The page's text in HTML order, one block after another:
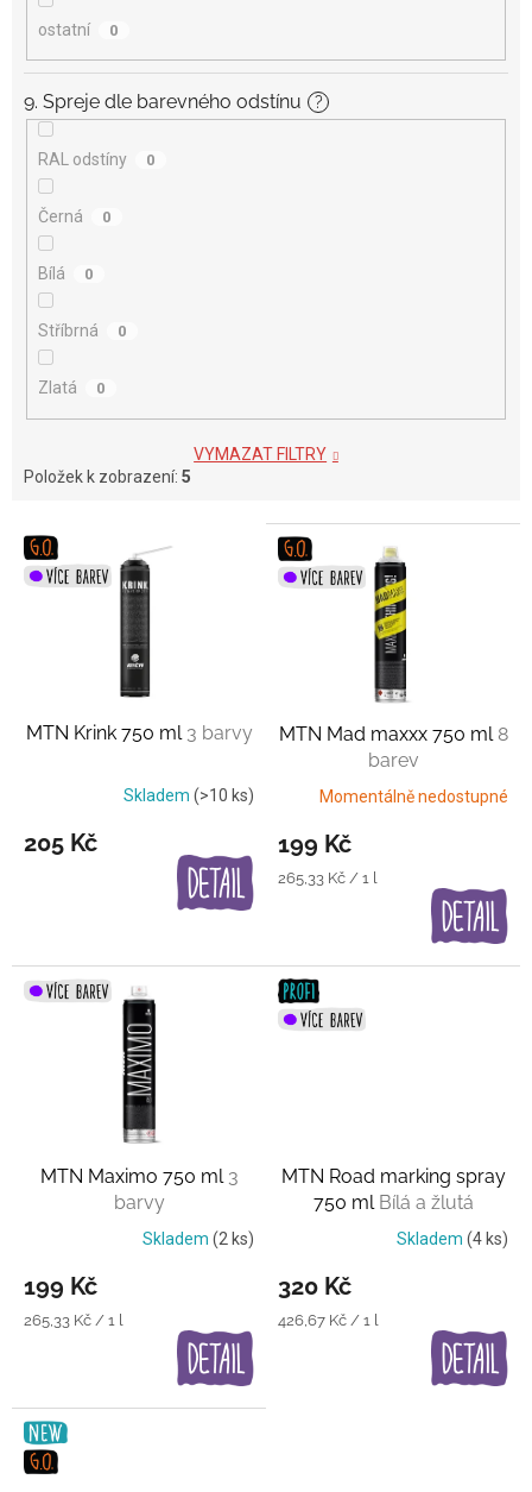
ostatní 0
9. Spreje dle barevného odstínu ?
RAL odstíny 0
Černá 0
Bílá 0
Stříbrná 0
Zlatá 0
VYMAZAT FILTRY
Položek k zobrazení: 5
V
p
ů
MTN Krink 750 ml 3 barvy
Skladem (>10 ks)
205 Kč
MTN Mad maxxx 750 ml 8
barev
Momentálně nedostupné
199 Kč
Měrná
265,33 Kč / 1 l
MTN Maximo 750 ml 3
barvy
Skladem (2 ks)
199 Kč
Měrná
265,33 Kč / 1 l
MTN Road marking spray
750 ml Bílá a žlutá
Skladem (4 ks)
320 Kč
Měrná
426,67 Kč / 1 l